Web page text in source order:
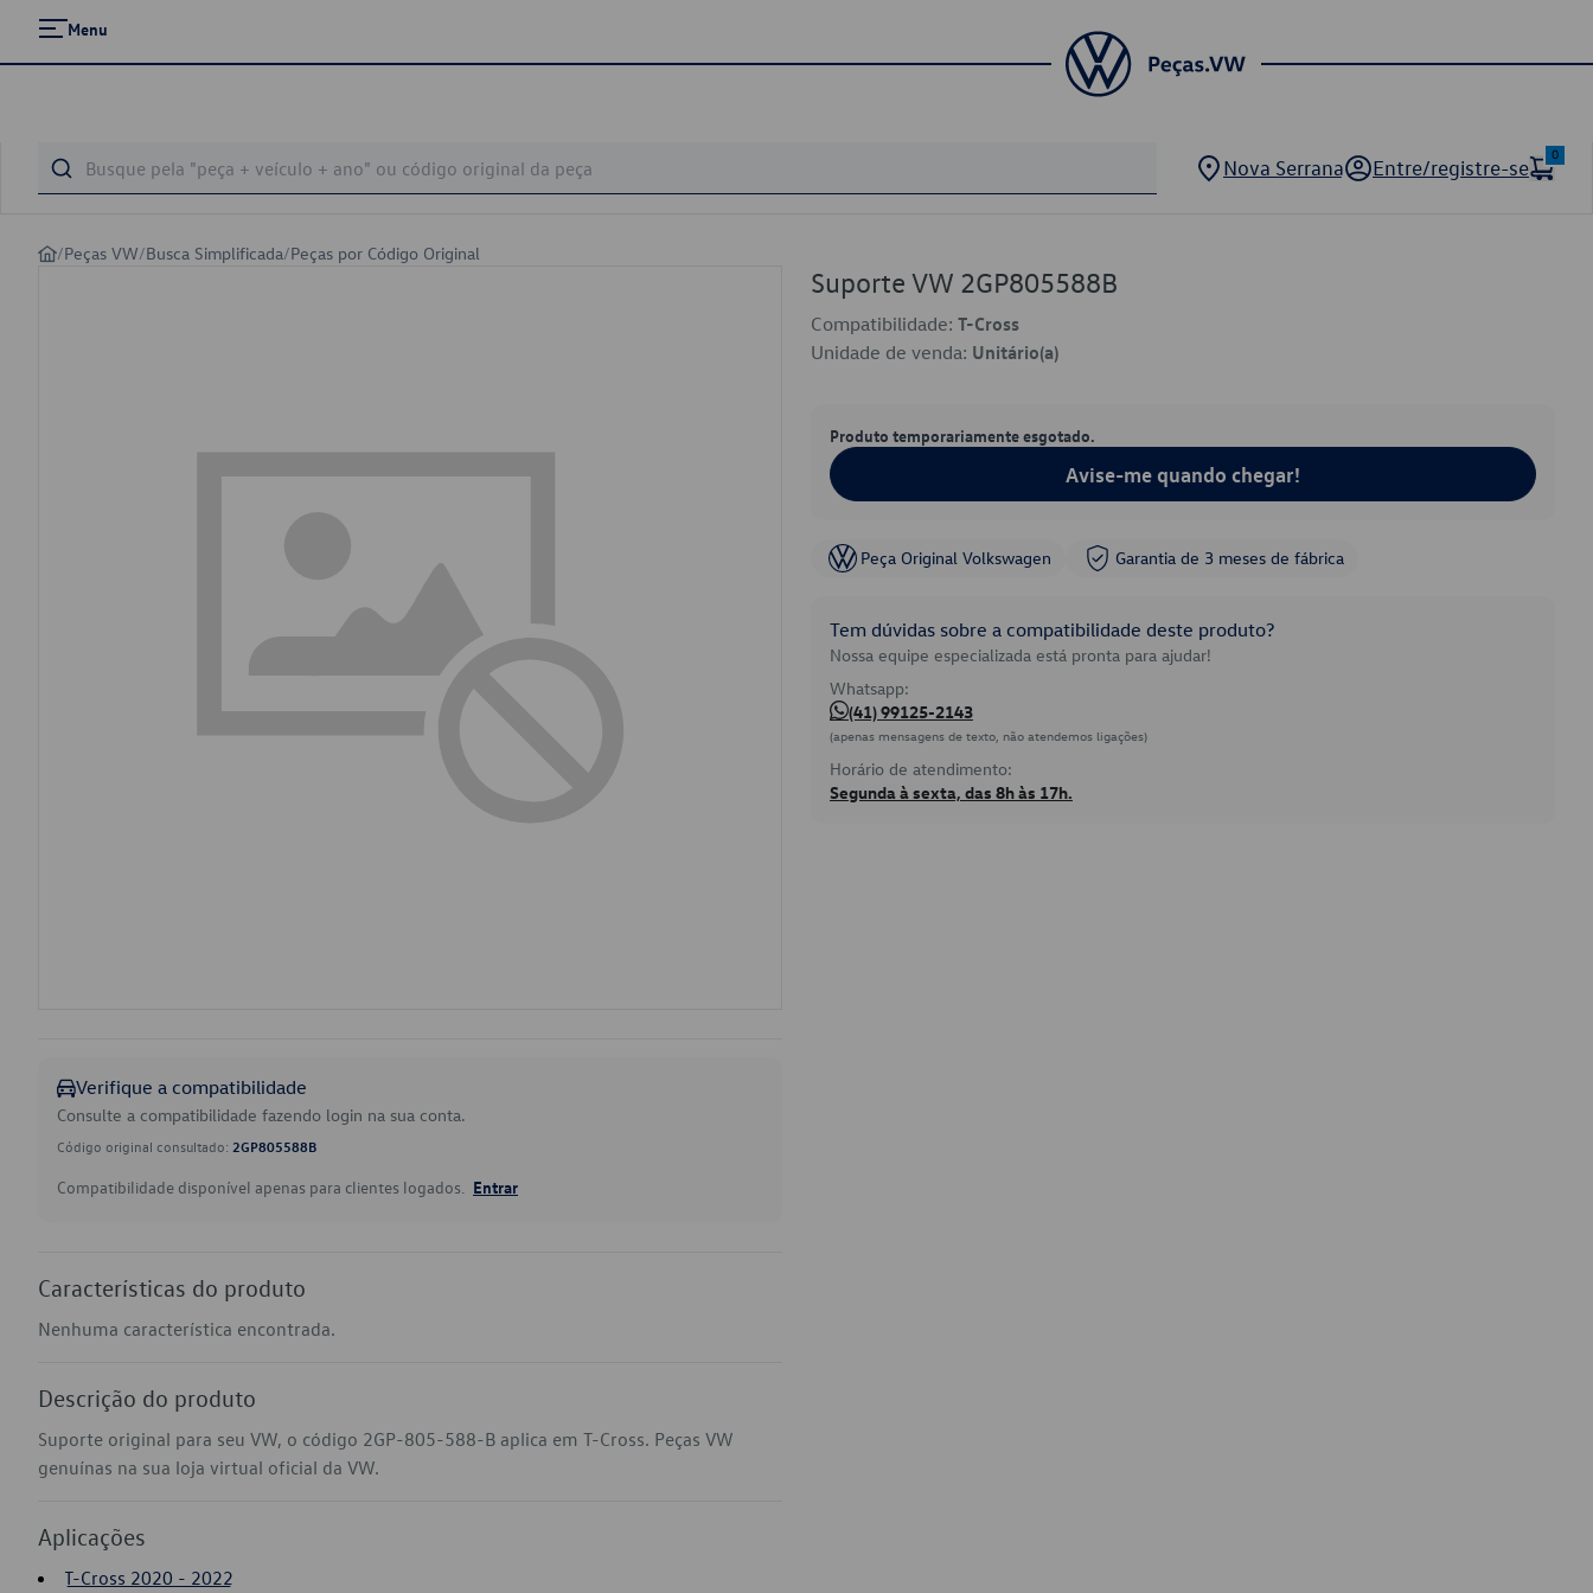
Menu
Nova Serrana Entre/registre-se
0
/Peças VW/Busca Simplificada/Peças por Código Original
Verifique a compatibilidade
Consulte a compatibilidade fazendo login na sua conta.
Código original consultado: 2GP805588B
Compatibilidade disponível apenas para clientes logados. Entrar
Características do produto
Nenhuma característica encontrada.
Descrição do produto
Suporte original para seu VW, o código 2GP-805-588-B aplica em T-Cross. Peças VW
genuínas na sua loja virtual oficial da VW.
Aplicações
T-Cross 2020 - 2022
Suporte VW 2GP805588B
Compatibilidade: T-Cross
Unidade de venda: Unitário(a)
Produto temporariamente esgotado.
Avise-me quando chegar!
Peça Original Volkswagen Garantia de 3 meses de fábrica
Tem dúvidas sobre a compatibilidade deste produto?
Nossa equipe especializada está pronta para ajudar!
Whatsapp:
(41) 99125-2143
(apenas mensagens de texto, não atendemos ligações)
Horário de atendimento:
Segunda à sexta, das 8h às 17h.